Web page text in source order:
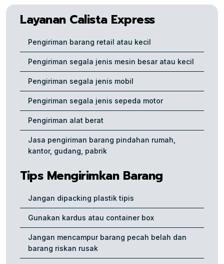
Layanan Calista Express
Pengiriman barang retail atau kecil
Pengiriman segala jenis mesin besar atau kecil
Pengiriman segala jenis mobil
Pengiriman segala jenis sepeda motor
Pengiriman alat berat
Jasa pengiriman barang pindahan rumah,
kantor, gudang, pabrik
Tips Mengirimkan Barang
Jangan dipacking plastik tipis
Gunakan kardus atau container box
Jangan mencampur barang pecah belah dan
barang riskan rusak